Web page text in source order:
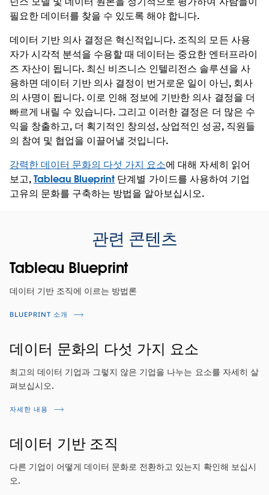
에게 다양한 관점을 보여주며, 향후 15년 동안의 비행기 수
요에 대한 새로운 인사이트를 발견할 수 있는 기회를 제공
합니다.
PUBLIC VIZ 살펴보기
필요한 데이터를 찾을 수 있도록 해야 합니다.
데이터 기반 의사 결정은 혁신적입니다. 조직의 모든 사용
자가 시각적 분석을 수용할 때 데이터는 중요한 엔터프라이
즈 자산이 됩니다. 최신 비즈니스 인텔리전스 솔루션을 사
용하면 데이터 기반 의사 결정이 번거로운 일이 아닌, 회사
의 사명이 됩니다. 이로 인해 정보에 기반한 의사 결정을 더
빠르게 내릴 수 있습니다. 그리고 이러한 결정은 더 많은 수
익을 창출하고, 더 획기적인 창의성, 상업적인 성공, 직원들
의 참여 및 협업을 이끌어낼 것입니다.
강력한 데이터 문화의 다섯 가지 요소에 대해 자세히 읽어
보고,Tableau Blueprint 단계별 가이드를 사용하여 기업
고유의 문화를 구축하는 방법을 알아보십시오.
관련 콘텐츠
Tableau Blueprint
데이터 기반 조직에 이르는 방법론
BLUEPRINT 소개
데이터 문화의 다섯 가지 요소
최고의 데이터 기업과 그렇지 않은 기업을 나누는 요소를 자세히 살
펴보십시오.
자세한 내용
데이터 기반 조직
다른 기업이 어떻게 데이터 문화로 전환하고 있는지 확인해 보십시
오.